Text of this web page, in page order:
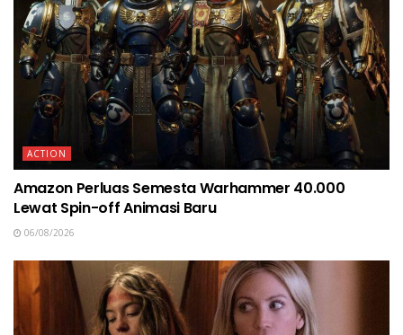
ACTION
Amazon Perluas Semesta Warhammer 40.000
Lewat Spin-off Animasi Baru
06/08/2026